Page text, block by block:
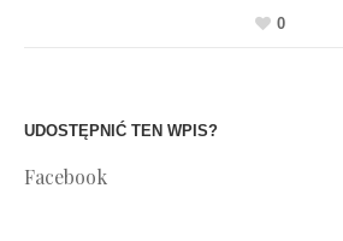
0
UDOSTĘPNIĆ TEN WPIS?
Facebook